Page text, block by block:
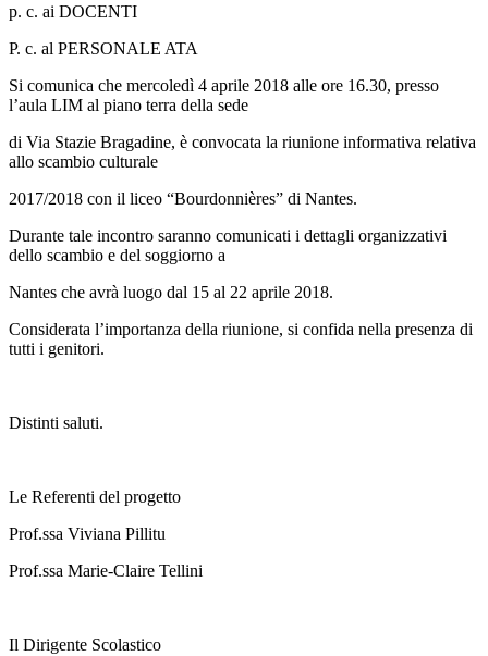
p. c. ai DOCENTI
P. c. al PERSONALE ATA
Si comunica che mercoledì 4 aprile 2018 alle ore 16.30, presso
l’aula LIM al piano terra della sede
di Via Stazie Bragadine, è convocata la riunione informativa relativa
allo scambio culturale
2017/2018 con il liceo “Bourdonnières” di Nantes.
Durante tale incontro saranno comunicati i dettagli organizzativi
dello scambio e del soggiorno a
Nantes che avrà luogo dal 15 al 22 aprile 2018.
Considerata l’importanza della riunione, si confida nella presenza di
tutti i genitori.
Distinti saluti.
Le Referenti del progetto
Prof.ssa Viviana Pillitu
Prof.ssa Marie-Claire Tellini
Il Dirigente Scolastico